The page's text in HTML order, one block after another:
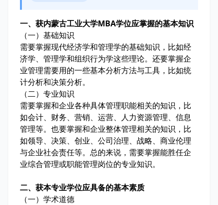
一、获内蒙古工业大学MBA学位应掌握的基本知识
（一）基础知识
需要掌握现代经济学和管理学的基础知识，比如经
济学、管理学和组织行为学这些理论。还要掌握企
业管理需要用的一些基本分析方法与工具，比如统
计分析和决策分析。
（二）专业知识
需要掌握和企业各种具体管理职能相关的知识，比
如会计、财务、营销、运营、人力资源管理、信息
管理等。也要掌握和企业整体管理相关的知识，比
如领导、决策、创业、公司治理、战略、商业伦理
与企业社会责任等。总的来说，需要掌握能胜任企
业综合管理或职能管理岗位的专业知识。
二、获本专业学位应具备的基本素质
（一）学术道德